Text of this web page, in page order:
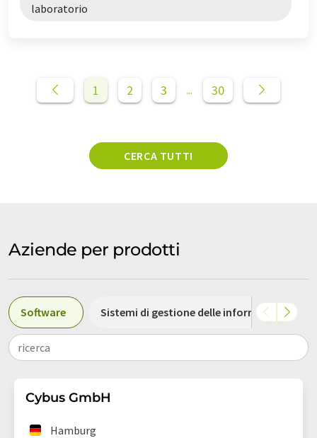
laboratorio
1 2 3 ... 30
CERCA TUTTI
Aziende per prodotti
Software Sistemi di gestione delle informazioni di
ricerca
Cybus GmbH
Hamburg